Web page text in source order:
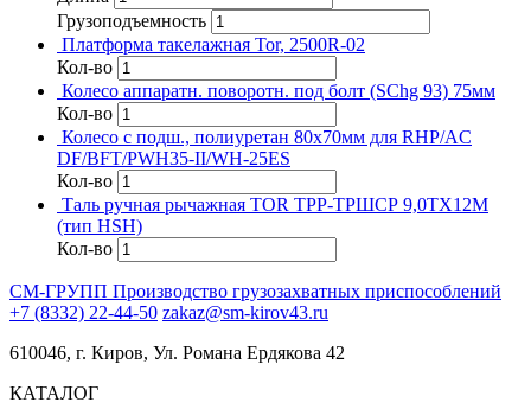
Грузоподъемность
Платформа такелажная Tor, 2500R-02
Кол-во
Колесо аппаратн. поворотн. под болт (SChg 93) 75мм
Кол-во
Колесо с подш., полиуретан 80х70мм для RHP/AC
DF/BFT/PWH35-II/WH-25ES
Кол-во
Таль ручная рычажная TOR ТРР-ТРШСР 9,0ТХ12М
(тип HSH)
Кол-во
СМ-ГРУПП Производство грузозахватных приспособлений
+7 (8332) 22-44-50 zakaz@sm-kirov43.ru
610046, г. Киров, Ул. Романа Ердякова 42
КАТАЛОГ